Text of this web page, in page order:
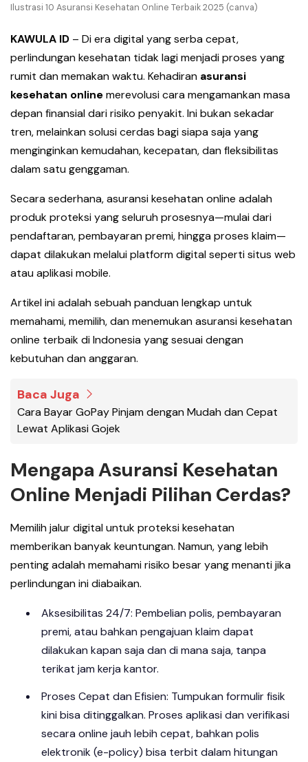
Ilustrasi 10 Asuransi Kesehatan Online Terbaik 2025 (canva)
KAWULA ID – Di era digital yang serba cepat,
perlindungan kesehatan tidak lagi menjadi proses yang
rumit dan memakan waktu. Kehadiran asuransi
kesehatan onlinemerevolusi cara mengamankan masa
depan finansial dari risiko penyakit. Ini bukan sekadar
tren, melainkan solusi cerdas bagi siapa saja yang
menginginkan kemudahan, kecepatan, dan fleksibilitas
dalam satu genggaman.
Secara sederhana, asuransi kesehatan online adalah
produk proteksi yang seluruh prosesnya—mulai dari
pendaftaran, pembayaran premi, hingga proses klaim—
dapat dilakukan melalui platform digital seperti situs web
atau aplikasi mobile.
Artikel ini adalah sebuah panduan lengkap untuk
memahami, memilih, dan menemukan asuransi kesehatan
online terbaik di Indonesia yang sesuai dengan
kebutuhan dan anggaran.
Baca Juga
Cara Bayar GoPay Pinjam dengan Mudah dan Cepat
Lewat Aplikasi Gojek
Mengapa Asuransi Kesehatan
Online Menjadi Pilihan Cerdas?
Memilih jalur digital untuk proteksi kesehatan
memberikan banyak keuntungan. Namun, yang lebih
penting adalah memahami risiko besar yang menanti jika
perlindungan ini diabaikan.
Aksesibilitas 24/7: Pembelian polis, pembayaran
premi, atau bahkan pengajuan klaim dapat
dilakukan kapan saja dan di mana saja, tanpa
terikat jam kerja kantor.
Proses Cepat dan Efisien: Tumpukan formulir fisik
kini bisa ditinggalkan. Proses aplikasi dan verifikasi
secara online jauh lebih cepat, bahkan polis
elektronik (e-policy) bisa terbit dalam hitungan